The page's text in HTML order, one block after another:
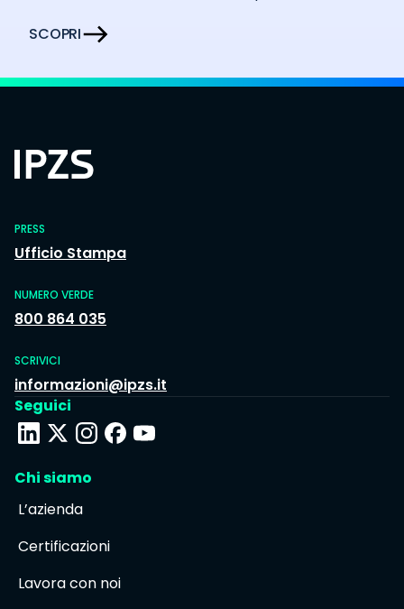
SCOPRI
PRESS
Ufficio Stampa
NUMERO VERDE
800 864 035
SCRIVICI
informazioni@ipzs.it
Seguici
Chi siamo
L’azienda
Certificazioni
Lavora con noi